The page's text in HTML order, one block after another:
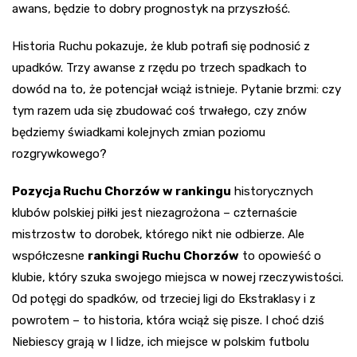
awans, będzie to dobry prognostyk na przyszłość.
Historia Ruchu pokazuje, że klub potrafi się podnosić z
upadków. Trzy awanse z rzędu po trzech spadkach to
dowód na to, że potencjał wciąż istnieje. Pytanie brzmi: czy
tym razem uda się zbudować coś trwałego, czy znów
będziemy świadkami kolejnych zmian poziomu
rozgrywkowego?
Pozycja Ruchu Chorzów w rankingu historycznych
klubów polskiej piłki jest niezagrożona – czternaście
mistrzostw to dorobek, którego nikt nie odbierze. Ale
współczesne rankingi Ruchu Chorzów to opowieść o
klubie, który szuka swojego miejsca w nowej rzeczywistości.
Od potęgi do spadków, od trzeciej ligi do Ekstraklasy i z
powrotem – to historia, która wciąż się pisze. I choć dziś
Niebiescy grają w I lidze, ich miejsce w polskim futbolu